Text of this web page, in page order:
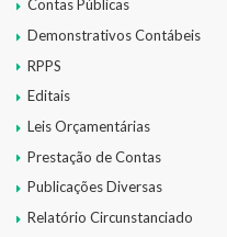
Contas Públicas
Demonstrativos Contábeis
RPPS
Editais
Leis Orçamentárias
Prestação de Contas
Publicações Diversas
Relatório Circunstanciado